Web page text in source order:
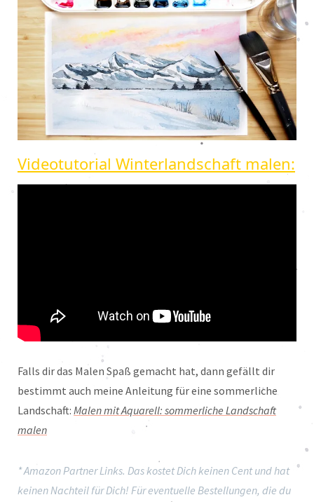
Videotutorial Winterlandschaft malen:
Falls dir das Malen Spaß gemacht hat, dann gefällt dir
bestimmt auch meine Anleitung für eine sommerliche
Landschaft: Malen mit Aquarell: sommerliche Landschaft
malen
* Amazon Partner Links. Das kostet Dich keinen Cent und hat
keinen Nachteil für Dich! Für eventuelle Bestellungen, die du